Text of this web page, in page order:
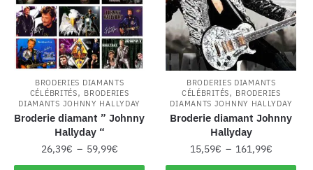
BRODERIES DIAMANTS
CÉLÉBRITÉS, BRODERIES
DIAMANTS JOHNNY HALLYDAY
Broderie diamant ” Johnny
Hallyday “
26,39€ – 59,99€
BRODERIES DIAMANTS
CÉLÉBRITÉS, BRODERIES
DIAMANTS JOHNNY HALLYDAY
Broderie diamant Johnny
Hallyday
15,59€ – 161,99€